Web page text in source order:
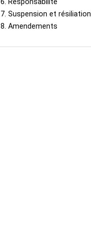
6. Responsabilité
7. Suspension et résiliation
8. Amendements